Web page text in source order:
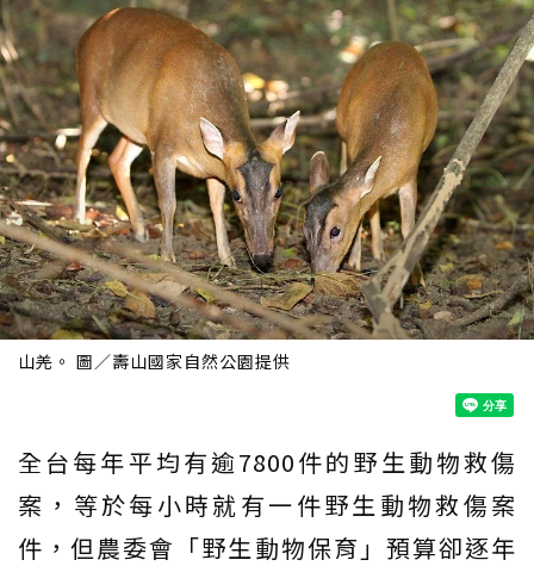
山羌。 圖／壽山國家自然公園提供
全台每年平均有逾7800件的野生動物救傷
案，等於每小時就有一件野生動物救傷案
件，但農委會「野生動物保育」預算卻逐年